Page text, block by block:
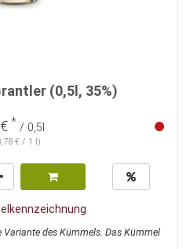
(0,5l, 35%)
* / 0,5l
€ / 1 l)
Variante des Kümmels. Das Kümmel